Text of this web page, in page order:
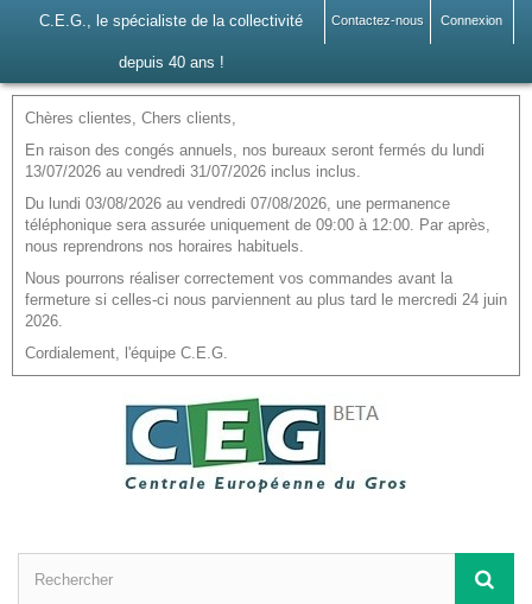
Connexion
Contactez-nous
C.E.G., le spécialiste de la collectivité
depuis 40 ans !
Chères clientes, Chers clients,
En raison des congés annuels, nos bureaux seront fermés du lundi
13/07/2026 au vendredi 31/07/2026 inclus inclus.
Du lundi 03/08/2026 au vendredi 07/08/2026, une permanence
téléphonique sera assurée uniquement de 09:00 à 12:00. Par après,
nous reprendrons nos horaires habituels.
Nous pourrons réaliser correctement vos commandes avant la
fermeture si celles-ci nous parviennent au plus tard le mercredi 24 juin
2026.
Cordialement, l'équipe C.E.G.